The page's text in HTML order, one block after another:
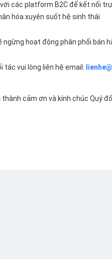
các platform B2C để kết nối
hóa xuyên suốt hệ sinh thái
ngừng hoạt động phân phối bán
tác vui lòng liên hệ email:
thành cảm ơn và kính chúc Quý